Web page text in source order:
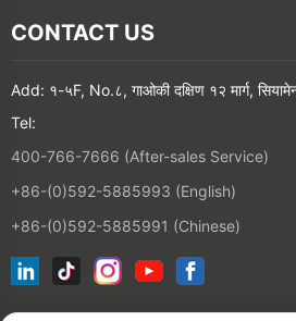
CONTACT US
Add: १-५F, No.८, गाओकी दक्षिण १२ मार्ग,
Tel:
400-766-7666 (After-sales Service)
+86-(0)592-5885993 (English)
+86-(0)592-5885991 (Chinese)